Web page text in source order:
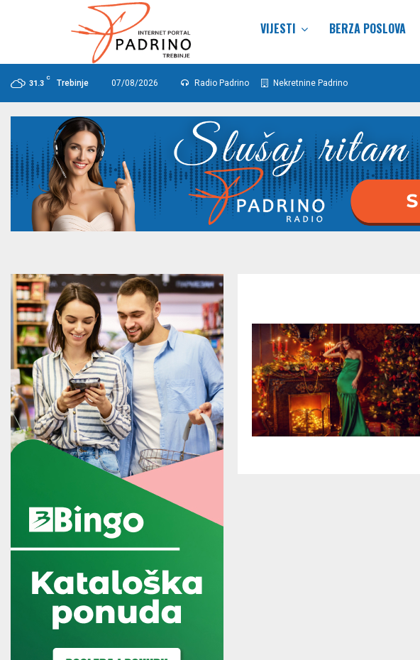
VIJESTI BERZA POSLOVA
31.3
C
Trebinje 07/08/2026 Radio Padrino Nekretnine Padrino